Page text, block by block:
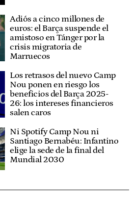
Adiós a cinco millones de
euros: el Barça suspende el
amistoso en Tánger por la
crisis migratoria de
Marruecos
Los retrasos del nuevo Camp
Nou ponen en riesgo los
beneficios del Barça 2025-
26: los intereses financieros
salen caros
Ni Spotify Camp Nou ni
Santiago Bernabéu: Infantino
elige la sede de la final del
Mundial 2030